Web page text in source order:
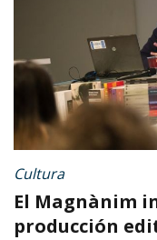
Cultura
El Magnànim
producción